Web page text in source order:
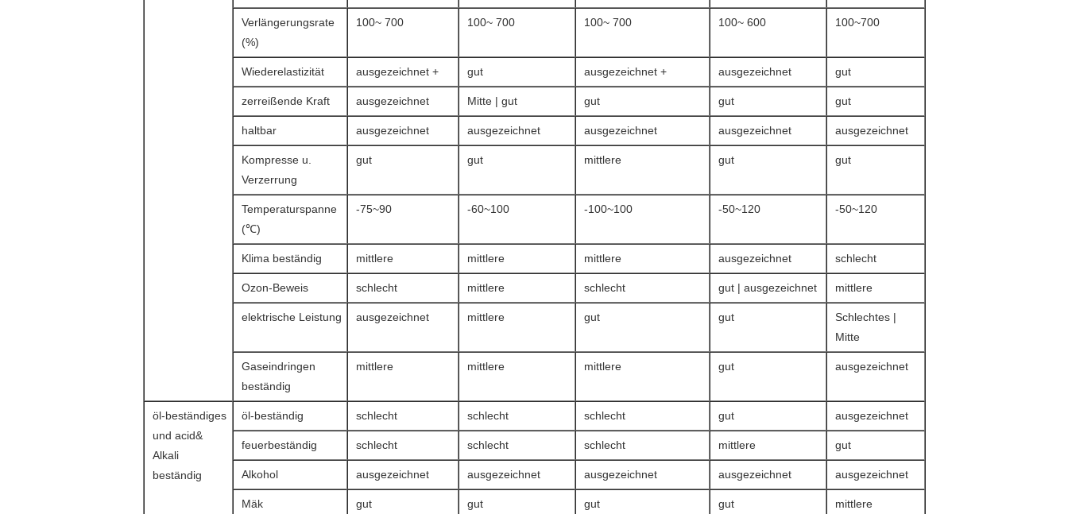
Verlängerungsrate
(%)
100~ 700 100~ 700 100~ 700 100~ 600 100~700
Wiederelastizität ausgezeichnet + gut ausgezeichnet + ausgezeichnet gut
zerreißende Kraft ausgezeichnet Mitte | gut gut gut gut
haltbar ausgezeichnet ausgezeichnet ausgezeichnet ausgezeichnet ausgezeichnet
Kompresse u.
Verzerrung
gut gut mittlere gut gut
Temperaturspanne
(℃)
-75~90 -60~100 -100~100 -50~120 -50~120
Klima beständig mittlere mittlere mittlere ausgezeichnet schlecht
Ozon-Beweis schlecht mittlere schlecht gut | ausgezeichnet mittlere
elektrische Leistung ausgezeichnet mittlere gut gut
Schlechtes |
Mitte
Gaseindringen
beständig
mittlere mittlere mittlere gut ausgezeichnet
öl-beständiges
und acid&
Alkali
beständig
öl-beständig schlecht schlecht schlecht gut ausgezeichnet
feuerbeständig schlecht schlecht schlecht mittlere gut
Alkohol ausgezeichnet ausgezeichnet ausgezeichnet ausgezeichnet ausgezeichnet
Mäk gut gut gut gut mittlere